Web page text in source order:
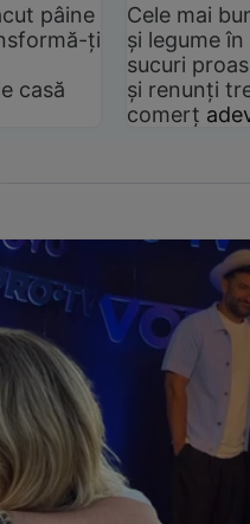
pâine
ți
casă
Cele mai
și legume
sucuri
și renunți
comerț